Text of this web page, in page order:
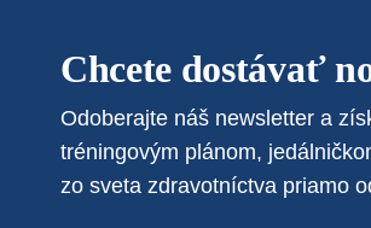
Chcete dostávať
Odoberajte náš newsletter a
tréningovým plánom,
zo sveta zdravotníctva priamo